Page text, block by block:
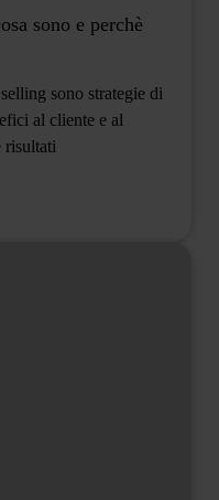
sono e perchè
sono strategie di
al cliente e al
risultati